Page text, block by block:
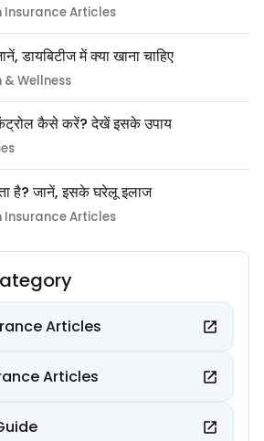
Insurance Articles
डायबिटीज में क्या खाना चाहिए
Wellness
कैसे करें? देखें इसके उपाय
है? जानें, इसके घरेलू इलाज
Insurance Articles
Articles
Articles